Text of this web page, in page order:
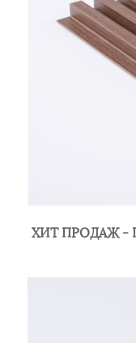
ХИТ ПРОДАЖ -